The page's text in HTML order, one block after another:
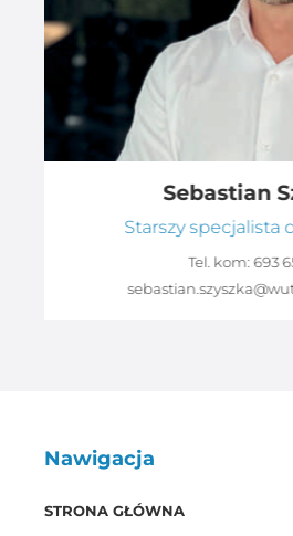
Sebastian
Starszy specjalista
Tel. kom:693
Nawigacja
STRONA GŁÓWNA